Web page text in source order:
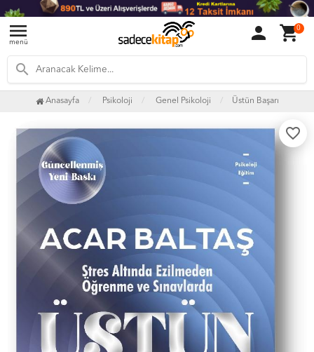
menu
menü person shopping_cart0
search
Anasayfa Psikoloji Genel Psikoloji Üstün Başarı
favorite_border